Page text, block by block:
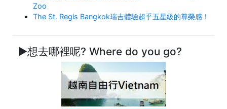
Zoo
The St. Regis Bangkok瑞吉體驗超乎五星級的尊榮感！
►想去哪裡呢? Where do you go?